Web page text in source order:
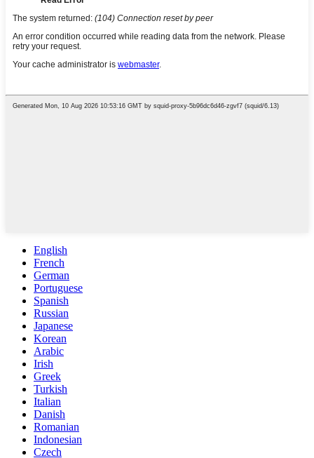
English
French
German
Portuguese
Spanish
Russian
Japanese
Korean
Arabic
Irish
Greek
Turkish
Italian
Danish
Romanian
Indonesian
Czech